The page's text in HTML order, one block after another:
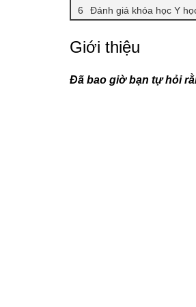
Đánh giá khóa học Y
Giới thiệu
Đã bao giờ bạn tự hỏi